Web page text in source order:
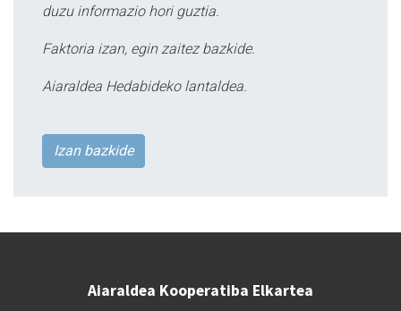
duzu informazio hori guztia.
Faktoria izan, egin zaitez bazkide.
Aiaraldea Hedabideko lantaldea.
Izan bazkide
Aiaraldea Kooperatiba Elkartea